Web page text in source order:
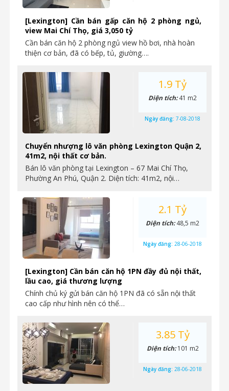
[Lexington] Cần bán gấp căn hộ 2 phòng ngủ,
view Mai Chí Thọ, giá 3,050 tỷ
Cần bán căn hộ 2 phòng ngủ view hồ bơi, nhà hoàn
thiện cơ bản, đã có bếp, tủ, giường….
Chuyển nhượng lô văn phòng Lexington Quận 2,
41m2, nội thất cơ bản.
Bán lô văn phòng tại Lexington – 67 Mai Chí Thọ,
Phường An Phú, Quận 2. Diện tích: 41m2, nội…
1.9 Tỷ
Diện tích:41 m2
Ngày đăng: 7-08-2018
[Lexington] Cần bán căn hộ 1PN đầy đủ nội thất,
lầu cao, giá thương lượng
Chính chủ ký gửi bán căn hộ 1PN đã có sẵn nội thất
cao cấp như hình nên có thể…
2.1 Tỷ
Diện tích:48,5 m2
Ngày đăng: 28-06-2018
3.85 Tỷ
Diện tích:101 m2
Ngày đăng: 28-06-2018